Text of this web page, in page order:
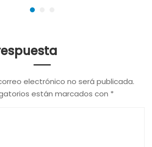
electrónico no será publicada.
están marcados con *